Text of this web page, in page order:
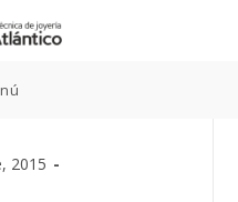
en El Corte
2015